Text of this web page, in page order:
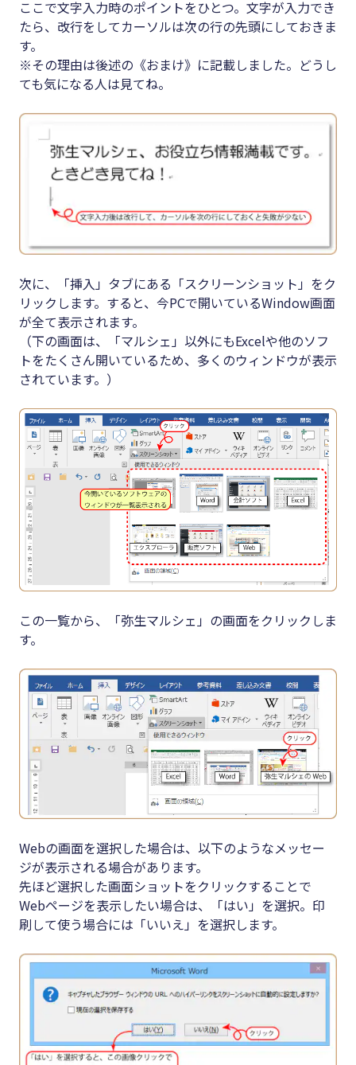
ここで文字入力時のポイントをひとつ。文字が入力でき
たら、改行をしてカーソルは次の行の先頭にしておきま
す。
※その理由は後述の《おまけ》に記載しました。どうし
ても気になる人は見てね。
次に、「挿入」タブにある「スクリーンショット」をク
リックします。すると、今PCで開いているWindow画面
が全て表示されます。
（下の画面は、「マルシェ」以外にもExcelや他のソフ
トをたくさん開いているため、多くのウィンドウが表示
されています。）
この一覧から、「弥生マルシェ」の画面をクリックしま
す。
Webの画面を選択した場合は、以下のようなメッセー
ジが表示される場合があります。
先ほど選択した画面ショットをクリックすることで
Webページを表示したい場合は、「はい」を選択。印
刷して使う場合には「いいえ」を選択します。